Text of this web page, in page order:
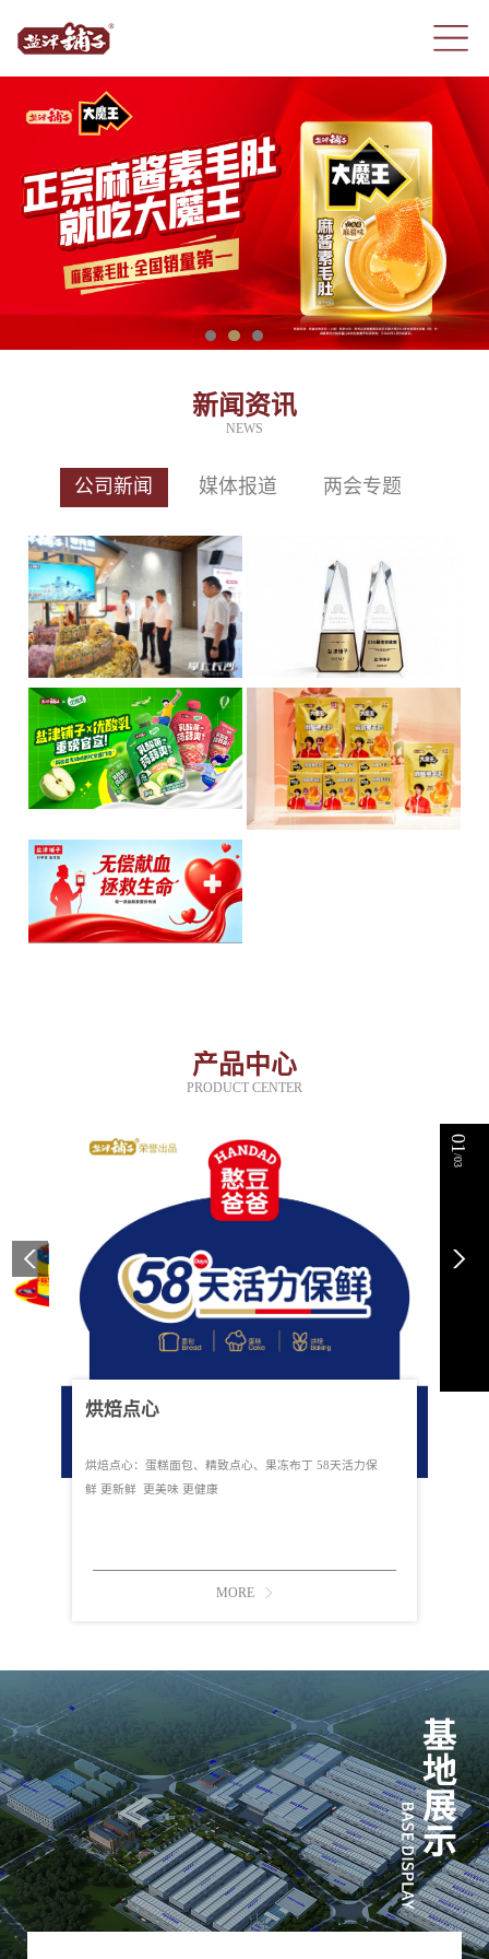
新闻资讯
NEWS
公司新闻 媒体报道 两会专题
产品中心
PRODUCT CENTER
烘焙点心
烘焙点心：蛋糕面包、精致点心、果冻布丁 58天活力保
鲜 更新鲜 更美味 更健康
MORE
01
/03